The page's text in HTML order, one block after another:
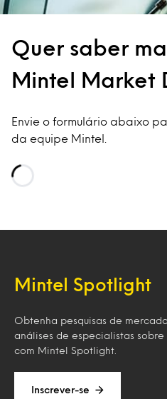
Quer saber
Mintel Market
Envie o formulário abaixo
da equipe Mintel.
Mintel Spotlight
Obtenha pesquisas de
análises de especialistas
com Mintel Spotlight.
Inscrever-se